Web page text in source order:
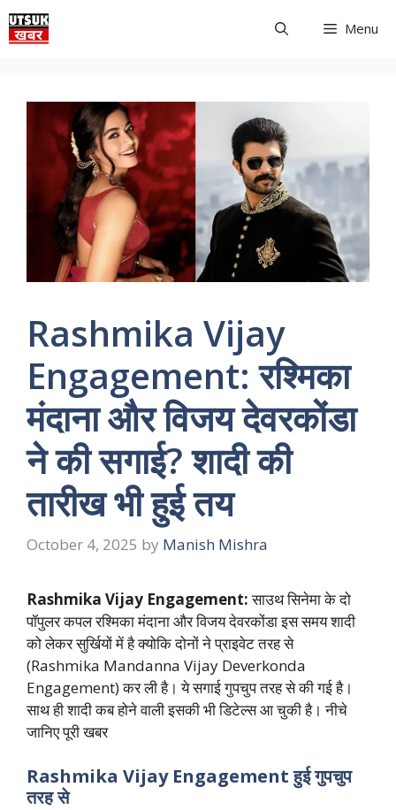
Skip
to
Menu
Rashmika Vijay
Engagement: रश्मिका
मंदाना और विजय देवरकोंडा
ने की सगाई? शादी की
तारीख भी हुई तय
October 4, 2025 by Manish Mishra
Rashmika Vijay Engagement:साउथ सिनेमा के दो
पॉपुलर कपल रश्मिका मंदाना और विजय देवरकोंडा इस समय शादी
को लेकर सुर्खियों में है क्योकि दोनों ने प्राइवेट तरह से
(Rashmika Mandanna Vijay Deverkonda
Engagement) कर ली है। ये सगाई गुपचुप तरह से की गई है।
साथ ही शादी कब होने वाली इसकी भी डिटेल्स आ चुकी है। नीचे
जानिए पूरी खबर
Rashmika Vijay Engagement हुई गुपचुप
तरह से